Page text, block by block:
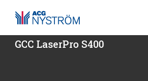
innehållet
GCC LaserPro S400